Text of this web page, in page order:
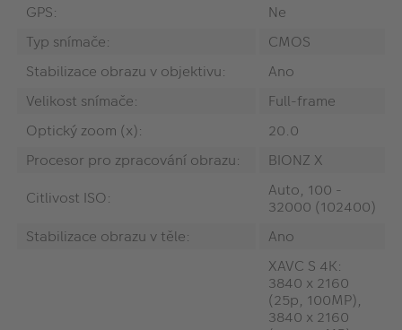
GPS:
Ne
Typ snímače:
CMOS
Stabilizace obrazu v objektivu:
Ano
Velikost snímače:
Full-frame
Optický zoom (x):
20.0
Procesor pro zpracování obrazu:
BIONZ X
Citlivost ISO:
Auto, 100 -
32000 (102400)
Stabilizace obrazu v těle:
Ano
XAVC S 4K:
3840 x 2160
(25p, 100MP),
3840 x 2160